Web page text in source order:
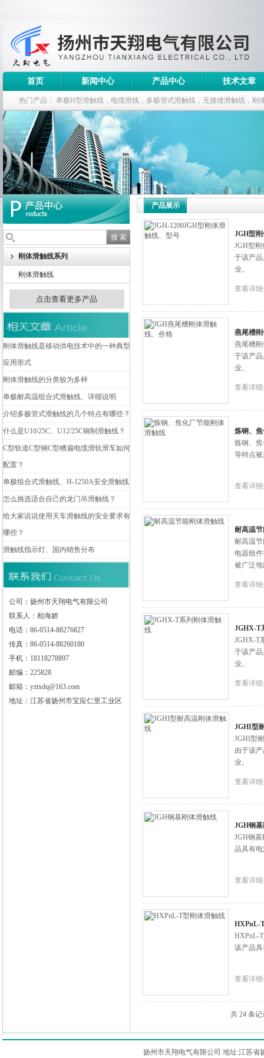
扬州市天翔电气有限公司
首页 新闻中心 产品中心 技术文章
热门产品： 单极H型滑触线，电缆滑线，多极管式滑触线，无接缝滑触线，刚
钢电缆滑车
刚体滑触线系列
刚体滑触线
点击查看更多产品
刚体滑触线是移动供电技术中的一种典型
应用形式
刚体滑触线的分类较为多样
单极耐高温组合式滑触线、详细说明
介绍多极管式滑触线的几个特点有哪些？
什么是U10/25C、U12/25C铜制滑触线？
C型轨道C型钢C型槽扁电缆滑轨滑车如何
配置？
单极组合式滑触线、H-1250A安全滑触线
怎么挑选适合自己的龙门吊滑触线？
给大家说说使用天车滑触线的安全要求有
哪些？
滑触线指示灯、国内销售分布
公司：扬州市天翔电气有限公司
联系人：柏海娇
电话：86-0514-88276827
传真：86-0514-88260180
手机：18118278897
邮编：225828
邮箱：yztxdq@163.com
地址：江苏省扬州市宝应仁里工业区
产品展示
JGH型
JGH型
于该产
业。
查看详
燕尾槽
燕尾槽
于该产
业。
查看详
炼钢、
炼钢、
等特点
查看详
耐高温
耐高温
电器组
被广泛
查看详
JGHX-T
JGHX-T
于该产
业。
查看详
JGHI型
JGHI型
由于该
业。
查看详
JGH钢
JGH钢
品具有
查看详
HXPnL-
HXPnL-
该产品
查看详
共 24 条
扬州市天翔电气有限公司 地址:江苏省